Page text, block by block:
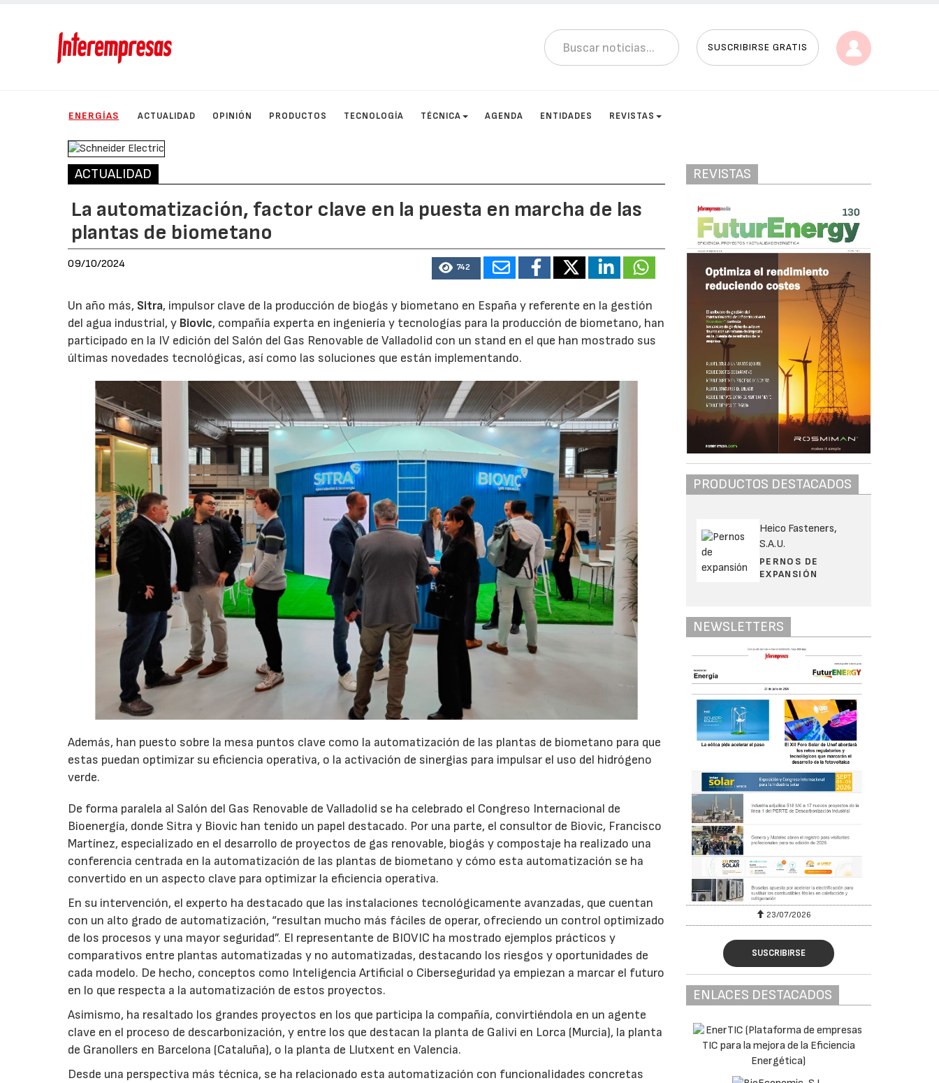
SUSCRIBIRSE GRATIS
ENERGÍAS ACTUALIDAD OPINIÓN PRODUCTOS TECNOLOGÍA TÉCNICA AGENDA ENTIDADES REVISTAS
ACTUALIDAD
La automatización, factor clave en la puesta en marcha de las
plantas de biometano
09/10/2024 742
Un año más, Sitra, impulsor clave de la producción de biogás y biometano en España y referente en la gestión
del agua industrial, y Biovic, compañía experta en ingeniería y tecnologías para la producción de biometano, han
participado en la IV edición del Salón del Gas Renovable de Valladolid con un stand en el que han mostrado sus
últimas novedades tecnológicas, así como las soluciones que están implementando.
Además, han puesto sobre la mesa puntos clave como la automatización de las plantas de biometano para que
estas puedan optimizar su eficiencia operativa, o la activación de sinergias para impulsar el uso del hidrógeno
verde.
De forma paralela al Salón del Gas Renovable de Valladolid se ha celebrado el Congreso Internacional de
Bioenergía, donde Sitra y Biovic han tenido un papel destacado. Por una parte, el consultor de Biovic, Francisco
Martínez, especializado en el desarrollo de proyectos de gas renovable, biogás y compostaje ha realizado una
conferencia centrada en la automatización de las plantas de biometano y cómo esta automatización se ha
convertido en un aspecto clave para optimizar la eficiencia operativa.
En su intervención, el experto ha destacado que las instalaciones tecnológicamente avanzadas, que cuentan
con un alto grado de automatización, “resultan mucho más fáciles de operar, ofreciendo un control optimizado
de los procesos y una mayor seguridad”. El representante de BIOVIC ha mostrado ejemplos prácticos y
comparativos entre plantas automatizadas y no automatizadas, destacando los riesgos y oportunidades de
cada modelo. De hecho, conceptos como Inteligencia Artificial o Ciberseguridad ya empiezan a marcar el futuro
en lo que respecta a la automatización de estos proyectos.
Asimismo, ha resaltado los grandes proyectos en los que participa la compañía, convirtiéndola en un agente
clave en el proceso de descarbonización, y entre los que destacan la planta de Galivi en Lorca (Murcia), la planta
de Granollers en Barcelona (Cataluña), o la planta de Llutxent en Valencia.
Desde una perspectiva más técnica, se ha relacionado esta automatización con funcionalidades concretas
REVISTAS
PRODUCTOS DESTACADOS
Heico Fasteners,
S.A.U.
PERNOS DE
EXPANSIÓN
NEWSLETTERS
23/07/2026 30/07/2026 23/07/2026
SUSCRIBIRSE
ENLACES DESTACADOS